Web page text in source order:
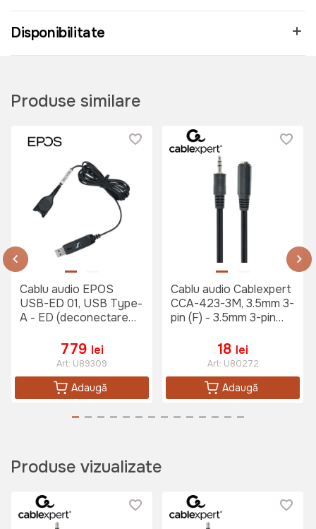
Disponibilitate
Produse similare
Cablu audio EPOS
USB-ED 01, USB Type-
A - ED (deconectare
779 lei
Art: U89309
Adaugă
Cablu audio Cablexpert
CCA-423-3M, 3.5mm 3-
pin (F) - 3.5mm 3-pin
18 lei
Art: U80272
Adaugă
Produse vizualizate